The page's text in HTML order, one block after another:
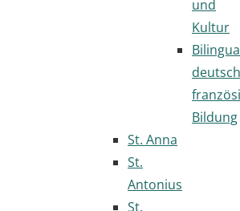
und
Kultur
deutsch
Bildung
St. Anna
St.
Antonius
St.